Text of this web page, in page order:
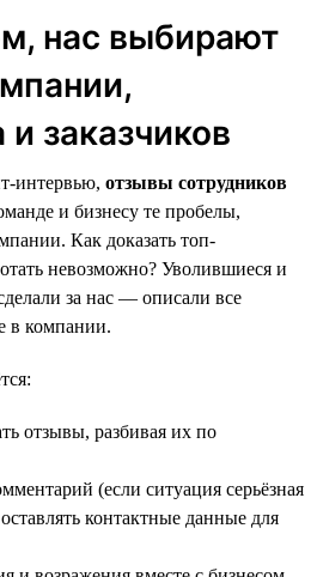
нас выбирают
заказчиков
интервью, отзывы сотрудников
и бизнесу те пробелы,
Как доказать топ-
невозможно? Уволившиеся и
за нас — описали все
в компании.
отзывы, разбивая их по
(если ситуация серьёзная
контактные данные для